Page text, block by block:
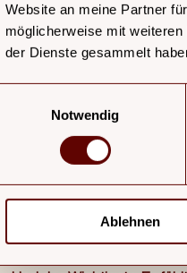
Website an meine Partner
möglicherweise mit
der Dienste gesammelt
Notwendig
Ablehnen
und eine
verbesserte
~ Entlastung der
~ Verbesserung und
~ Kann Wadenkrämpfe
~ Unterstützt tiefes,
Entspannung
des Rückens, sowie der